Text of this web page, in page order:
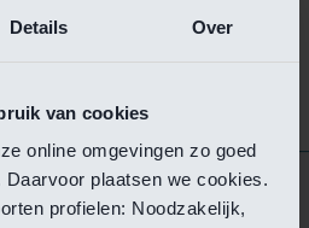
Details Over
van cookies
online omgevingen zo goed
plaatsen we cookies.
profielen: Noodzakelijk,
pagina